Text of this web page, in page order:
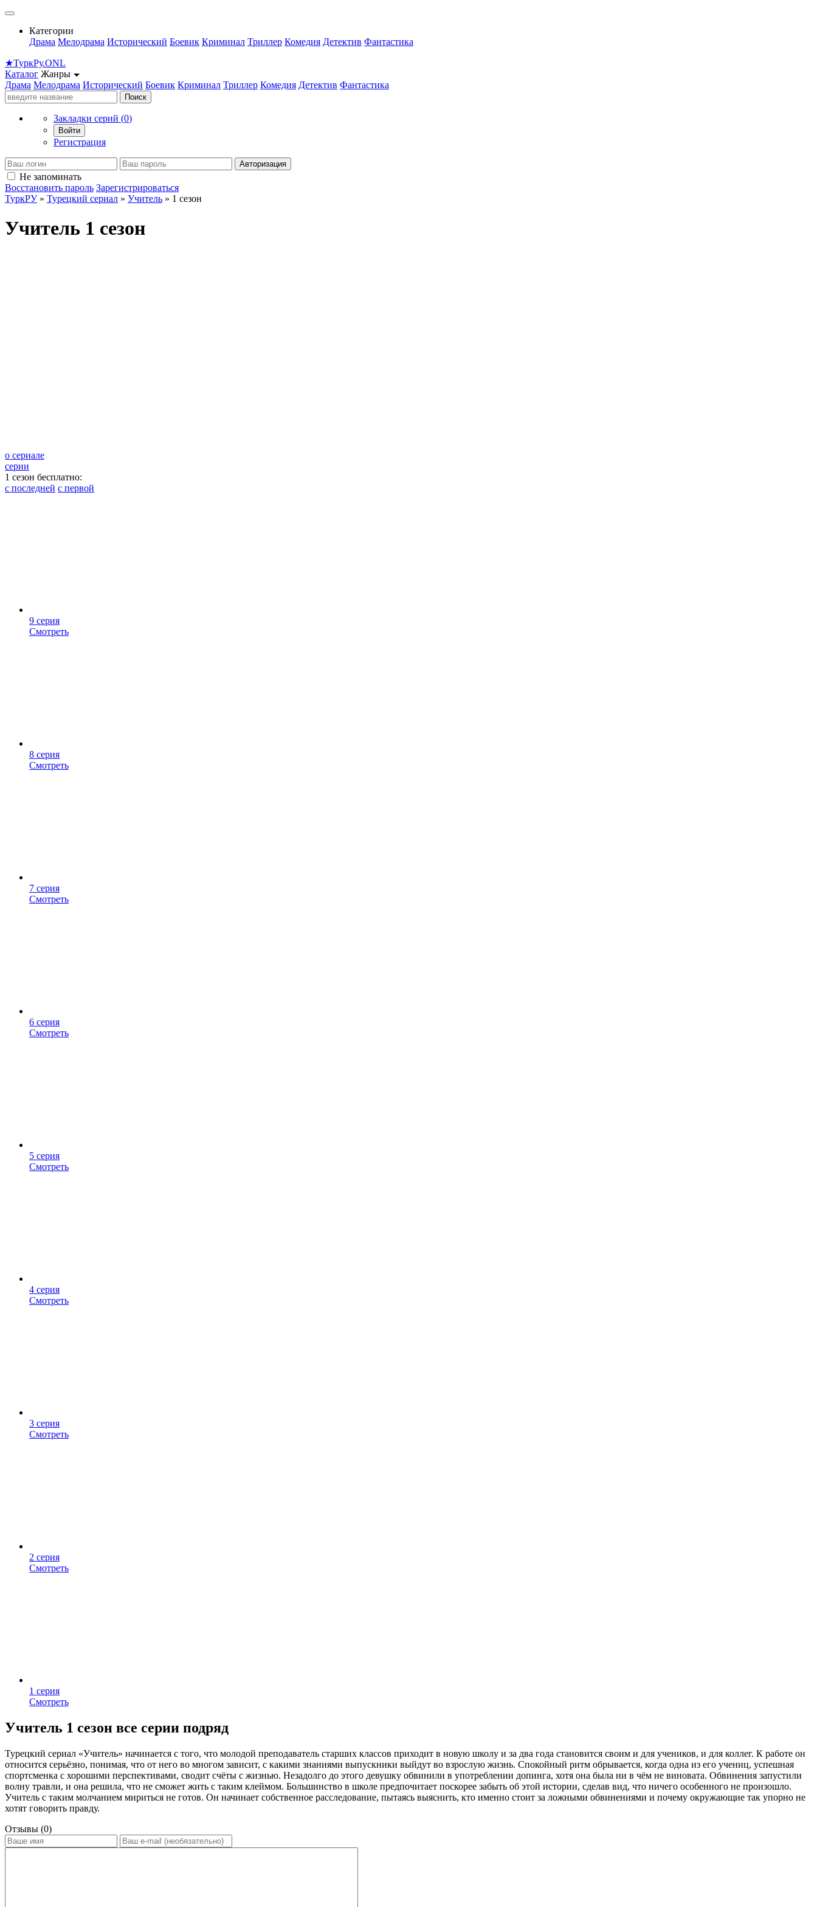
Категории
Драма Мелодрама Исторический Боевик Криминал Триллер Комедия Детектив Фантастика
★ТуркРу.ONL
Каталог Жанры
Драма Мелодрама Исторический Боевик Криминал Триллер Комедия Детектив Фантастика
Поиск
Закладки серий (0)
Войти
Регистрация
Авторизация
Не запоминать
Восстановить пароль Зарегистрироваться
ТуркРУ» Турецкий сериал » Учитель » 1 сезон
Учитель 1 сезон
о сериале
серии
1 сезон бесплатно:
с последней с первой
9 серия
Смотреть
8 серия
Смотреть
7 серия
Смотреть
6 серия
Смотреть
5 серия
Смотреть
4 серия
Смотреть
3 серия
Смотреть
2 серия
Смотреть
1 серия
Смотреть
Учитель 1 сезон все серии подряд
Турецкий сериал «Учитель» начинается с того, что молодой преподаватель старших классов приходит в новую школу и за два года становится своим и для учеников, и для коллег. К работе он
относится серьёзно, понимая, что от него во многом зависит, с какими знаниями выпускники выйдут во взрослую жизнь. Спокойный ритм обрывается, когда одна из его учениц, успешная
спортсменка с хорошими перспективами, сводит счёты с жизнью. Незадолго до этого девушку обвинили в употреблении допинга, хотя она была ни в чём не виновата. Обвинения запустили
волну травли, и она решила, что не сможет жить с таким клеймом. Большинство в школе предпочитает поскорее забыть об этой истории, сделав вид, что ничего особенного не произошло.
Учитель с таким молчанием мириться не готов. Он начинает собственное расследование, пытаясь выяснить, кто именно стоит за ложными обвинениями и почему окружающие так упорно не
хотят говорить правду.
Отзывы (0)